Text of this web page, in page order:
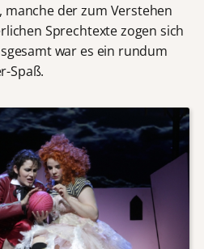
manche der zum Verstehen
Sprechtexte zogen sich
war es ein rundum
Spaß.